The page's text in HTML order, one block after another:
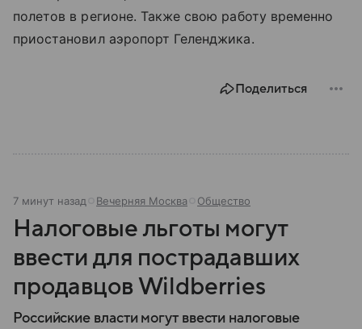
полетов в регионе. Также свою работу временно
приостановил аэропорт Геленджика.
Поделиться
7 минут назад Вечерняя Москва Общество
Налоговые льготы могут
ввести для пострадавших
продавцов Wildberries
Российские власти могут ввести налоговые